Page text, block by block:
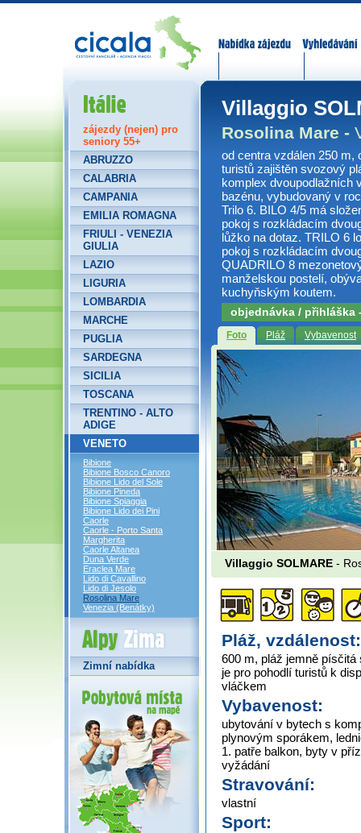
Villaggio
Rosolina Mare -
od centra vzdálen 250 m,
turistů zajištěn svozový
komplex dvoupodlažních
bazénu, vybudovaný v
Trilo 6. BILO 4/5 má
pokoj s rozkládacím
lůžko na dotaz. TRILO 6
pokoj s rozkládacím
QUADRILO 8
manželskou postelí,
kuchyňským koutem.
objednávka / přihláška
Foto Pláž Vybavenost
Villaggio SOLMARE -
Pláž, vzdálenost:
600 m, pláž jemně
je pro pohodlí turistů k
vláčkem
Vybavenost:
ubytování v bytech s
plynovým sporákem,
1. patře balkon, byty v
vyžádání
Stravování:
vlastní
Sport:
Itálie
zájezdy (nejen) pro
seniory 55+
ABRUZZO
CALABRIA
CAMPANIA
EMILIA ROMAGNA
FRIULI - VENEZIA
GIULIA
LAZIO
LIGURIA
LOMBARDIA
MARCHE
PUGLIA
SARDEGNA
SICILIA
TOSCANA
TRENTINO - ALTO
ADIGE
VENETO
Bibione
Bibione Bosco Canoro
Bibione Lido del Sole
Bibione Pineda
Bibione Spiaggia
Bibione Lido dei Pini
Caorle
Caorle - Porto Santa
Margherita
Caorle Altanea
Duna Verde
Eraclea Mare
Lido di Cavallino
Lido di Jesolo
Rosolina Mare
Venezia (Benátky)
Alpy Zima
Zimní nabídka